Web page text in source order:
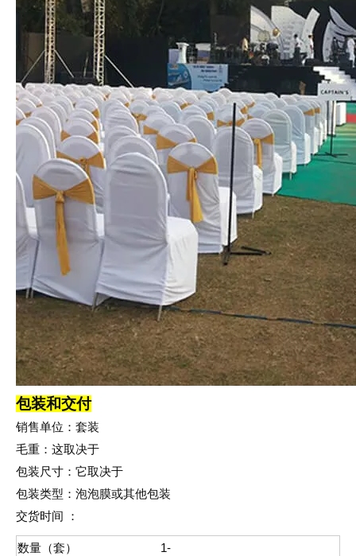
包装和交付
销售单位：套装
毛重：这取决于
包装尺寸：它取决于
包装类型：泡泡膜或其他包装
交货时间 ：
数量（套）
1-